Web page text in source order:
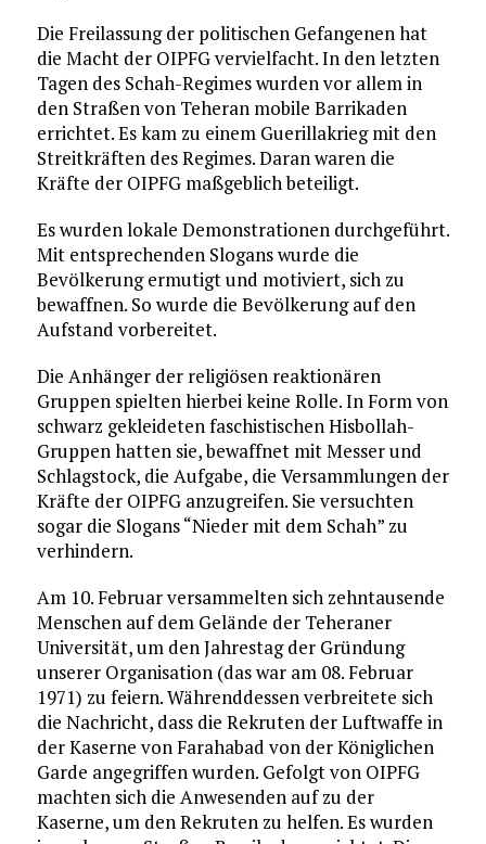
Die Freilassung der politischen Gefangenen hat
die Macht der OIPFG vervielfacht. In den letzten
Tagen des Schah-Regimes wurden vor allem in
den Straßen von Teheran mobile Barrikaden
errichtet. Es kam zu einem Guerillakrieg mit den
Streitkräften des Regimes. Daran waren die
Kräfte der OIPFG maßgeblich beteiligt.
Es wurden lokale Demonstrationen durchgeführt.
Mit entsprechenden Slogans wurde die
Bevölkerung ermutigt und motiviert, sich zu
bewaffnen. So wurde die Bevölkerung auf den
Aufstand vorbereitet.
Die Anhänger der religiösen reaktionären
Gruppen spielten hierbei keine Rolle. In Form von
schwarz gekleideten faschistischen Hisbollah-
Gruppen hatten sie, bewaffnet mit Messer und
Schlagstock, die Aufgabe, die Versammlungen der
Kräfte der OIPFG anzugreifen. Sie versuchten
sogar die Slogans “Nieder mit dem Schah” zu
verhindern.
Am 10. Februar versammelten sich zehntausende
Menschen auf dem Gelände der Teheraner
Universität, um den Jahrestag der Gründung
unserer Organisation (das war am 08. Februar
1971) zu feiern. Währenddessen verbreitete sich
die Nachricht, dass die Rekruten der Luftwaffe in
der Kaserne von Farahabad von der Königlichen
Garde angegriffen wurden. Gefolgt von OIPFG
machten sich die Anwesenden auf zu der
Kaserne, um den Rekruten zu helfen. Es wurden